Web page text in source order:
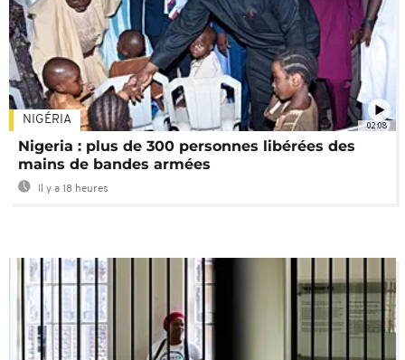
02:08
NIGÉRIA
Nigeria : plus de 300 personnes libérées des
mains de bandes armées
Il y a 18 heures